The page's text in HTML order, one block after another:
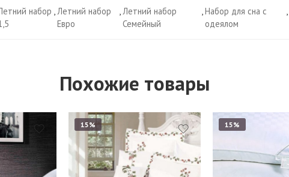
набор ,Летний набор
Евро
,Летний набор
Семейный
,Набор для сна с
одеялом
,
Похожие товары
15% 15%